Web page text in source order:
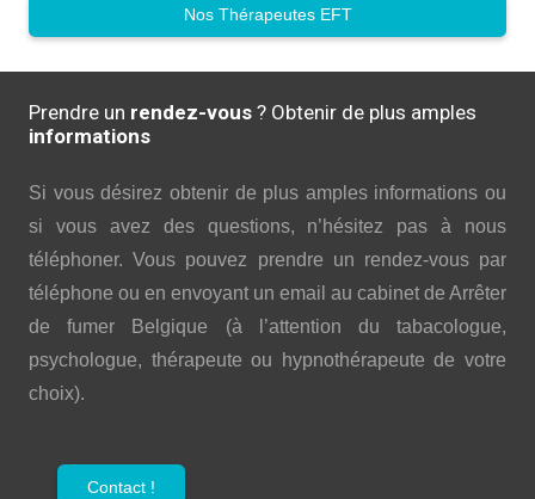
Nos Thérapeutes EFT
Prendre un rendez-vous ? Obtenir de plus amples
informations
Si vous désirez obtenir de plus amples informations ou
si vous avez des questions, n’hésitez pas à nous
téléphoner. Vous pouvez prendre un rendez-vous par
téléphone ou en envoyant un email au cabinet de Arrêter
de fumer Belgique (à l’attention du tabacologue,
psychologue, thérapeute ou hypnothérapeute de votre
choix).
Contact !